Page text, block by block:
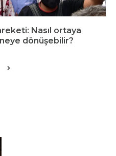
Nasıl ortaya
neye dönüşebilir?